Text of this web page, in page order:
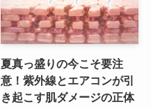
夏真っ盛りの今こそ要注
意！紫外線とエアコンが引
き起こす肌ダメージの正体